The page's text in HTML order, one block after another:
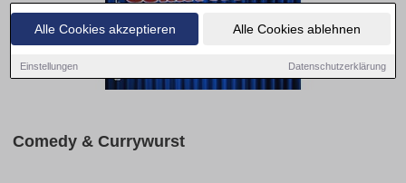
Alle Cookies akzeptieren Alle Cookies ablehnen
Einstellungen Datenschutzerklärung
Comedy & Currywurst